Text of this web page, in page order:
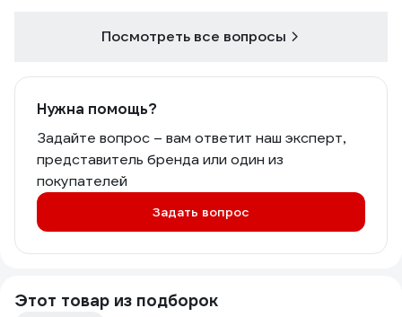
Посмотреть все вопросы
Нужна помощь?
Задайте вопрос – вам ответит наш эксперт,
представитель бренда или один из
покупателей
Задать вопрос
Этот товар из подборок